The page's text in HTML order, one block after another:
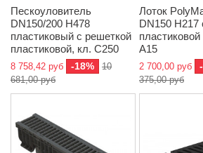
Пескоуловитель
DN150/200 H478
пластиковый с решеткой
пластиковой, кл. C250
8 758,42 руб -18%
10
681,00 руб
Лоток
DN150 H217
A15
2 700,00 руб
375,00 руб